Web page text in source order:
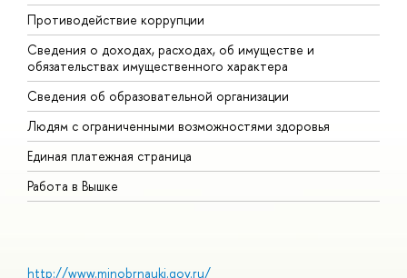
Противодействие коррупции
Сведения о доходах, расходах, об имуществе и
обязательствах имущественного характера
Сведения об образовательной организации
Людям с ограниченными возможностями здоровья
Единая платежная страница
Работа в Вышке
http://www.minobrnauki.gov.ru/